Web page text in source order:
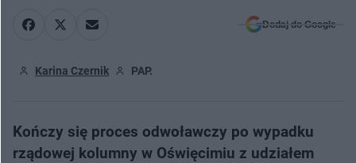
Dodaj do Google
Karina Czernik PAP.
Kończy się proces odwoławczy po wypadku
rządowej kolumny w Oświęcimiu z udziałem